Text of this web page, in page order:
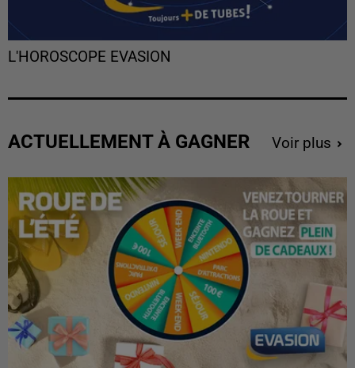
L'HOROSCOPE EVASION
ACTUELLEMENT À GAGNER Voir plus